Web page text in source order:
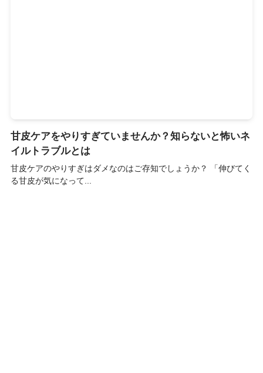
甘皮ケアをやりすぎていませんか？知らないと怖いネ
イルトラブルとは
甘皮ケアのやりすぎはダメなのはご存知でしょうか？ 「伸びてく
る甘皮が気になって...